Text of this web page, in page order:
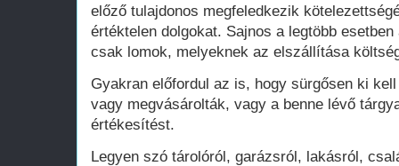
előző tulajdonos megfeledkezik
értéktelen dolgokat. Sajnos a legtöbb
csak lomok, melyeknek az elszállítása
Gyakran előfordul az is, hogy sürgősen ki
vagy megvásárolták, vagy a benne lévő
értékesítést.
Legyen szó tárolóról, garázsról, lakásról,